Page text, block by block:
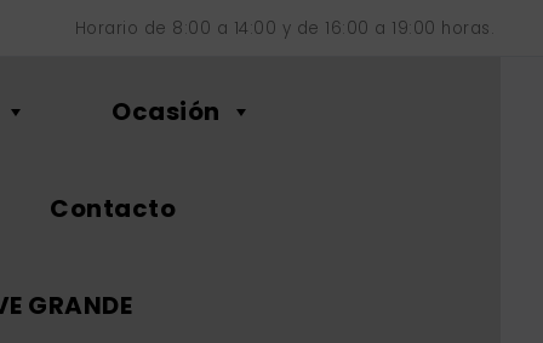
Horario de 8:00 a 14:00 y de 16:00 a 19:00 horas.
Ocasión
Contacto
GRANDE